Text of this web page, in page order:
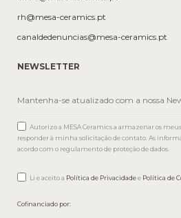
rh@mesa-ceramics.pt
canaldedenuncias@mesa-ceramics.pt
NEWSLETTER
Autorizo a MESA Ceramics a armazenar os
responder à minha solicitação de contato. As
acordo com o regulamento de proteção de dados.
Li e aceito a Política de Privacidadee Política de
Cofinanciado por: